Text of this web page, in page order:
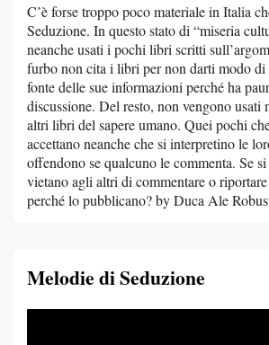
C’è forse troppo poco materiale in Italia
Seduzione. In questo stato di “miseria
neanche usati i pochi libri scritti
furbo non cita i libri per non darti modo di
fonte delle sue informazioni perché ha
discussione. Del resto, non vengono usati
altri libri del sapere umano. Quei pochi
accettano neanche che si interpretino le
offendono se qualcuno le commenta. Se
vietano agli altri di commentare o
perché lo pubblicano? by Duca Ale
Melodie di Seduzione